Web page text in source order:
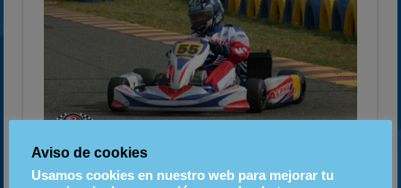
Aviso de cookies
Usamos cookies en nuestro web para mejorar tu